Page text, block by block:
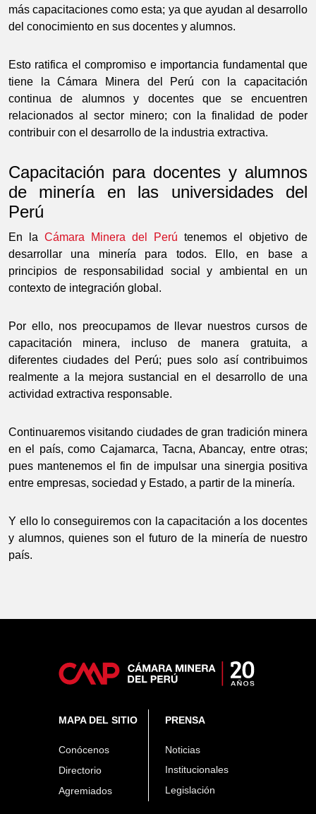
más capacitaciones como esta; ya que ayudan al desarrollo
del conocimiento en sus docentes y alumnos.
Esto ratifica el compromiso e importancia fundamental que
tiene la Cámara Minera del Perú con la capacitación
continua de alumnos y docentes que se encuentren
relacionados al sector minero; con la finalidad de poder
contribuir con el desarrollo de la industria extractiva.
Capacitación para docentes y alumnos
de minería en las universidades del
Perú
En la Cámara Minera del Perú tenemos el objetivo de
desarrollar una minería para todos. Ello, en base a
principios de responsabilidad social y ambiental en un
contexto de integración global.
Por ello, nos preocupamos de llevar nuestros cursos de
capacitación minera, incluso de manera gratuita, a
diferentes ciudades del Perú; pues solo así contribuimos
realmente a la mejora sustancial en el desarrollo de una
actividad extractiva responsable.
Continuaremos visitando ciudades de gran tradición minera
en el país, como Cajamarca, Tacna, Abancay, entre otras;
pues mantenemos el fin de impulsar una sinergia positiva
entre empresas, sociedad y Estado, a partir de la minería.
Y ello lo conseguiremos con la capacitación a los docentes
y alumnos, quienes son el futuro de la minería de nuestro
país.
MAPA DEL SITIO
Conócenos
Directorio
Agremiados
PRENSA
Noticias
Institucionales
Legislación